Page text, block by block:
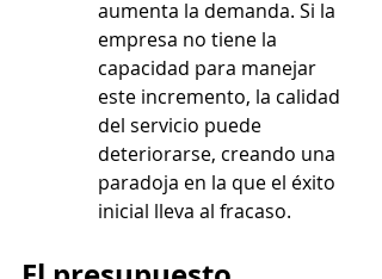
aumenta la demanda. Si la
empresa no tiene la
capacidad para manejar
este incremento, la calidad
del servicio puede
deteriorarse, creando una
paradoja en la que el éxito
inicial lleva al fracaso.